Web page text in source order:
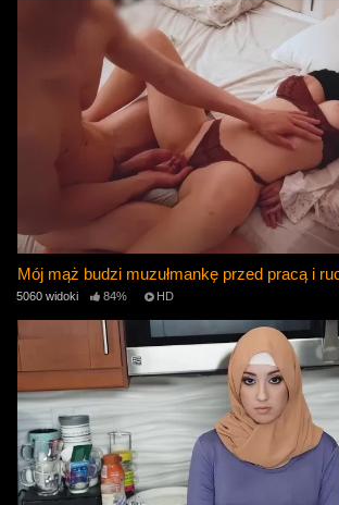
Mój mąż budzi muzułmankę przed pracą i
5060 widoki 84% HD